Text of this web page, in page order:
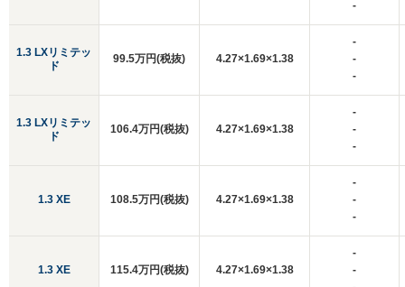
1.3 LXリミテッ
ド
1.3 LXリミテッ
ド
1.3 XE
1.3 XE
-
99.5万円(税抜) 4.27×1.69×1.38
-
-
-
106.4万円(税抜) 4.27×1.69×1.38
-
-
-
108.5万円(税抜) 4.27×1.69×1.38
-
-
-
115.4万円(税抜) 4.27×1.69×1.38
-
-